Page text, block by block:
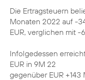
Die Ertragsteuern
Monaten 2022 auf -
EUR, verglichen mit -
Infolgedessen
EUR in 9M 22
gegenüber EUR